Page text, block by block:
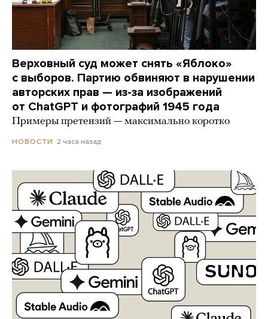
Верховный суд может снять «Яблоко»
с выборов. Партию обвиняют в нарушении
авторских прав — из-за изображений
от ChatGPT и фотографий 1945 года
Примеры претензий — максимально коротко
НОВОСТИ 2 часа назад